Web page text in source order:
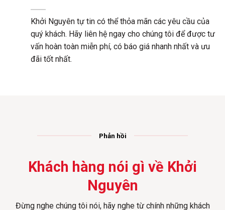
Khởi Nguyên tự tin có thể thỏa mãn các yêu cầu của
quý khách. Hãy liên hệ ngay cho chúng tôi để được tư
vấn hoàn toàn miễn phí, có báo giá nhanh nhất và ưu
đãi tốt nhất.
Phản hồi
Khách hàng nói gì về Khởi
Nguyên
Đừng nghe chúng tôi nói, hãy nghe từ chính những khách